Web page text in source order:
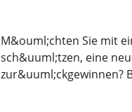
M&ouml;chten Sie mit
sch&uuml;tzen, eine
zur&uuml;ckgewinnen?